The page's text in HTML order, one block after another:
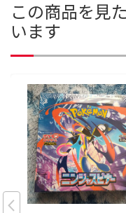
この商品を見
います